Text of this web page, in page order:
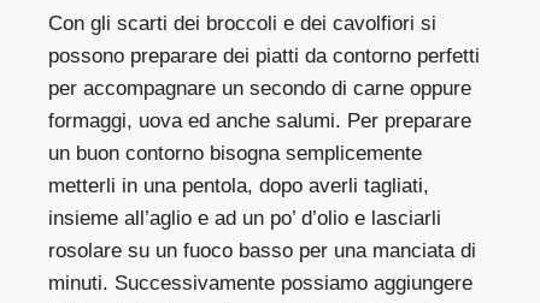
Con gli scarti dei broccoli e dei cavolfiori si
possono preparare dei piatti da contorno perfetti
per accompagnare un secondo di carne oppure
formaggi, uova ed anche salumi. Per preparare
un buon contorno bisogna semplicemente
metterli in una pentola, dopo averli tagliati,
insieme all’aglio e ad un po’ d’olio e lasciarli
rosolare su un fuoco basso per una manciata di
minuti. Successivamente possiamo aggiungere